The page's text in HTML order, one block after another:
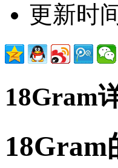
更新时
18Gram
18Gram